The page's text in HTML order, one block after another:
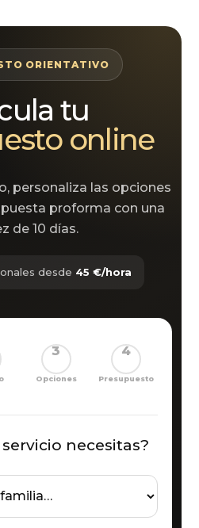
ORIENTATIVO
tu
online
personaliza las opciones
proforma con una
de 10 días.
desde 45 €/hora
3
Opciones
4
Presupuesto
necesitas?